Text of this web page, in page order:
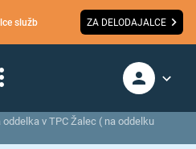
služb ZA DELODAJALCE
oddelka v TPC Žalec ( na oddelku